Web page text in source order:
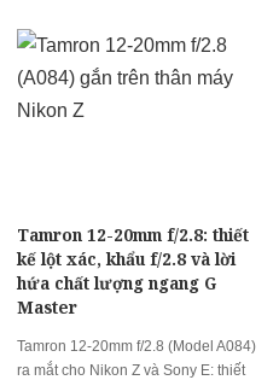
Tamron 12-20mm f/2.8: thiết
kế lột xác, khẩu f/2.8 và lời
hứa chất lượng ngang G
Master
Tamron 12-20mm f/2.8 (Model A084)
ra mắt cho Nikon Z và Sony E: thiết